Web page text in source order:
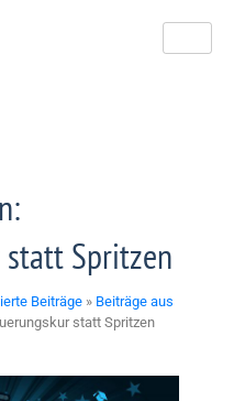
statt Spritzen
Beiträge » Beiträge aus
statt Spritzen